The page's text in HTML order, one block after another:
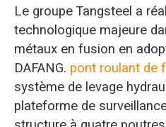
Le groupe Tangsteel a
technologique majeure
métaux en fusion en
DAFANG. pont roulant de
système de levage
plateforme de